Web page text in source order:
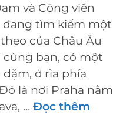
và Công viên
đang tìm kiếm một
của Châu Âu
cùng bạn, có một
ở rìa phía
là nơi Praha nằm
… Đọc thêm